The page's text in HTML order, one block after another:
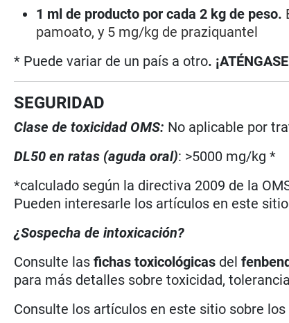
1 ml de producto por cada 2 kg de peso.
pamoato, y 5 mg/kg de praziquantel
* Puede variar de un país a otro.
SEGURIDAD
Clase de toxicidad OMS: No aplicable por
DL50 en ratas (aguda oral): >5000 mg/kg *
*calculado según la directiva 2009 de la
Pueden interesarle los artículos en este
¿Sospecha de intoxicación?
Consulte lasfichas toxicológicas del
para más detalles sobre toxicidad,
Consulte los artículos en este sitio sobre los